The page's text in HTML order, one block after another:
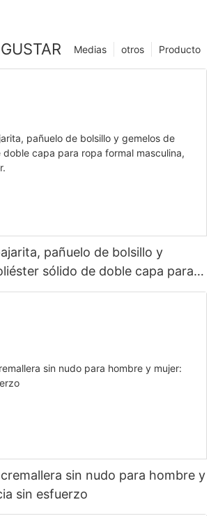
Producto
otros
Medias
pañuelo de bolsillo y
sólido de doble capa para
venta al por mayor.
sin nudo para hombre y
sin esfuerzo